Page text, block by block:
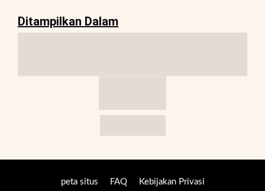
Ditampilkan Dalam
peta situs FAQ Kebijakan Privasi